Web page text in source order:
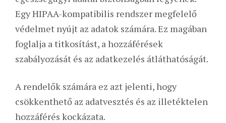
Egy HIPAA-kompatibilis rendszer megfelelő
védelmet nyújt az adatok számára. Ez magában
foglalja a titkosítást, a hozzáférések
szabályozását és az adatkezelés átláthatóságát.
A rendelők számára ez azt jelenti, hogy
csökkenthető az adatvesztés és az illetéktelen
hozzáférés kockázata.